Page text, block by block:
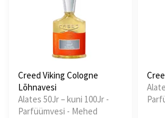
Creed Viking Cologne
Lõhnavesi
Alates 50Jr – kuni 100Jr -
Parfüümvesi - Mehed